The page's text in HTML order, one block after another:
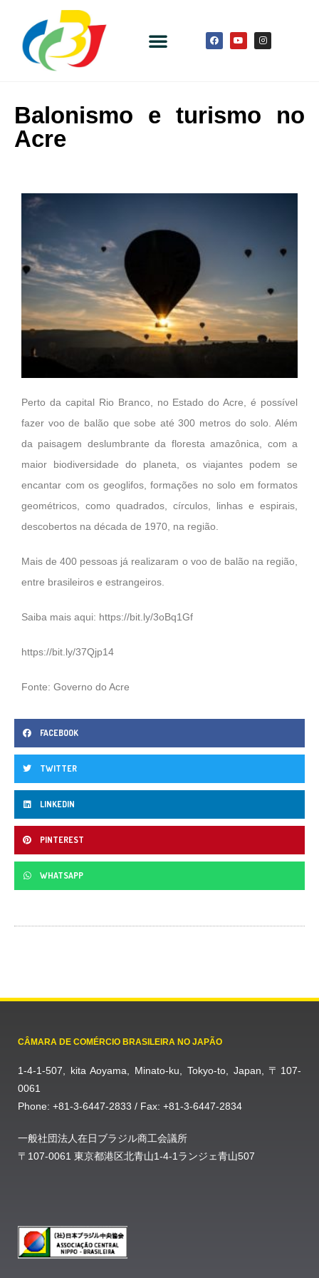
Balonismo e turismo no
Acre
Perto da capital Rio Branco, no Estado do Acre, é possível
fazer voo de balão que sobe até 300 metros do solo. Além
da paisagem deslumbrante da floresta amazônica, com a
maior biodiversidade do
planeta, os viajantes podem se
encantar com os geoglifos, formações no solo em formatos
geométricos, como quadrados, círculos, linhas e espirais,
descobertos na década de 1970, na região.⠀
Mais de 400 pessoas já realizaram o voo de balão na região,
entre brasileiros e estrangeiros. ⠀
Saiba mais aqui: https://bit.ly/3oBq1Gf
https://bit.ly/37Qjp14
Fonte: Governo do Acre
FACEBOOK
TWITTER
LINKEDIN
PINTEREST
WHATSAPP
CÂMARA DE COMÉRCIO BRASILEIRA NO JAPÃO
1-4-1-507, kita Aoyama, Minato-ku, Tokyo-to, Japan, 〒107-
0061
Phone: +81-3-6447-2833 / Fax: +81-3-6447-2834
一般社団法人在日ブラジル商工会議所
〒107-0061 東京都港区北青山1-4-1ランジェ青山507